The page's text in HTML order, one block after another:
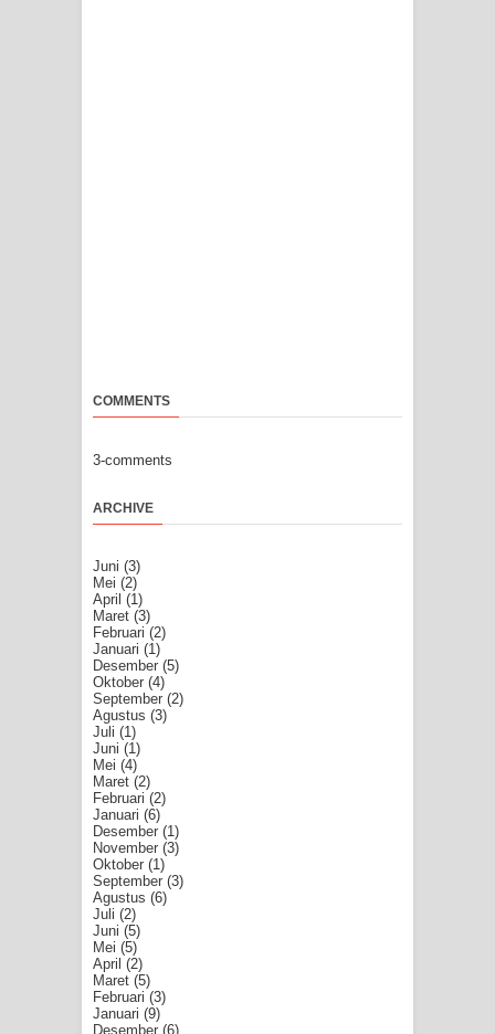
COMMENTS
3-comments
ARCHIVE
Juni (3)
Mei (2)
April (1)
Maret (3)
Februari (2)
Januari (1)
Desember (5)
Oktober (4)
September (2)
Agustus (3)
Juli (1)
Juni (1)
Mei (4)
Maret (2)
Februari (2)
Januari (6)
Desember (1)
November (3)
Oktober (1)
September (3)
Agustus (6)
Juli (2)
Juni (5)
Mei (5)
April (2)
Maret (5)
Februari (3)
Januari (9)
Desember (6)